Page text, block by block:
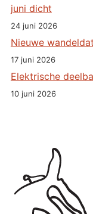
juni dicht
24 juni 2026
Nieuwe
17 juni 2026
Elektrische
10 juni 2026